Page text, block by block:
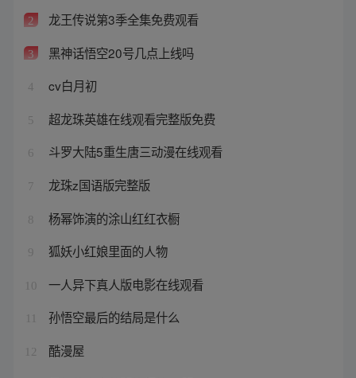
2 龙王传说第3季全集免费观看
3 黑神话悟空20号几点上线吗
4 cv白月初
5 超龙珠英雄在线观看完整版免费
6 斗罗大陆5重生唐三动漫在线观看
7 龙珠z国语版完整版
8 杨幂饰演的涂山红红衣橱
9 狐妖小红娘里面的人物
10 一人异下真人版电影在线观看
孙悟空最后的结局是什么
12 酷漫屋